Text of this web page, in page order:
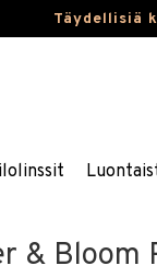
Täydellisiä
& Bloom